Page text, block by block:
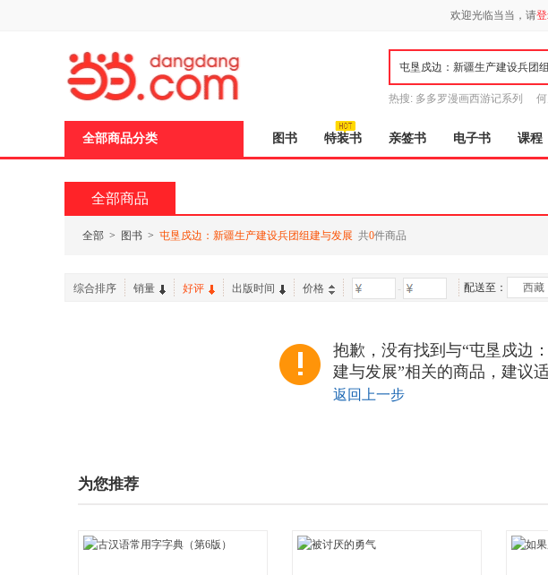
欢迎光临当当，请
热搜: 多多罗漫画西游记系列
全部商品分类 图书 特装书 亲签书 电子书 课程
全部商品
全部 > 图书 > 屯垦戍边：新疆生产建设兵团组建与发展 共0件商品
综合排序 销量 好评 出版时间 价格 - 配送至： 西藏
抱歉，没有找到与“屯垦戍边
建与发展”相关的商品，建议
返回上一步
为您推荐
页